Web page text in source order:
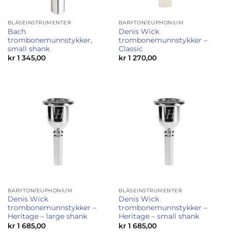
BLÅSEINSTRUMENTER
Bach
trombonemunnstykker,
small shank
kr1 345,00
BARYTON/EUPHONIUM
Denis Wick
trombonemunnstykker –
Classic
kr1 270,00
BARYTON/EUPHONIUM
Denis Wick
trombonemunnstykker –
Heritage – large shank
kr1 685,00
BLÅSEINSTRUMENTER
Denis Wick
trombonemunnstykker –
Heritage – small shank
kr1 685,00